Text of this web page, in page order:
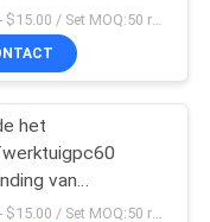
15
Cilinder
het
van
de Uitrustings